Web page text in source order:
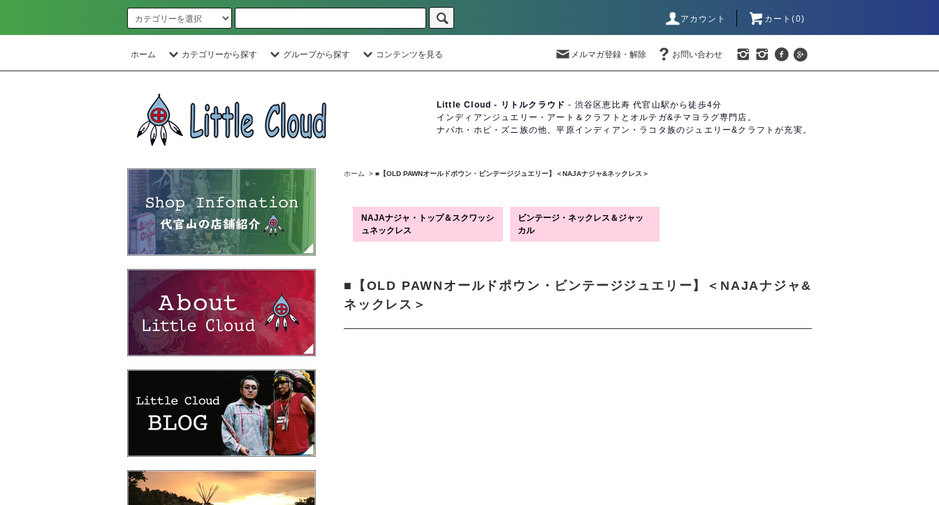
アカウント カート(0)
ホーム カテゴリーから探す グループから探す コンテンツを見る メルマガ登録・解除 お問い合わせ
Little Cloud - リトルクラウド - 渋谷区恵比寿 代官山駅から徒歩4分
インディアンジュエリー・アート＆クラフトとオルテガ&チマヨラグ専門店。
ナバホ・ホピ・ズニ族の他、平原インディアン・ラコタ族のジュエリー&クラフトが充実。
ホーム > ■【OLD PAWNオールドポウン・ビンテージジュエリー】＜NAJAナジャ&ネックレス＞
NAJAナジャ・トップ＆スクワッシ
ュネックレス
ビンテージ・ネックレス＆ジャッ
カル
■【OLD PAWNオールドポウン・ビンテージジュエリー】＜NAJAナジャ&
ネックレス＞